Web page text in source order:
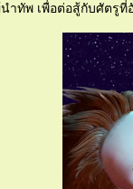
ำทัพ เพื่อต่อสู้กับศัตรู